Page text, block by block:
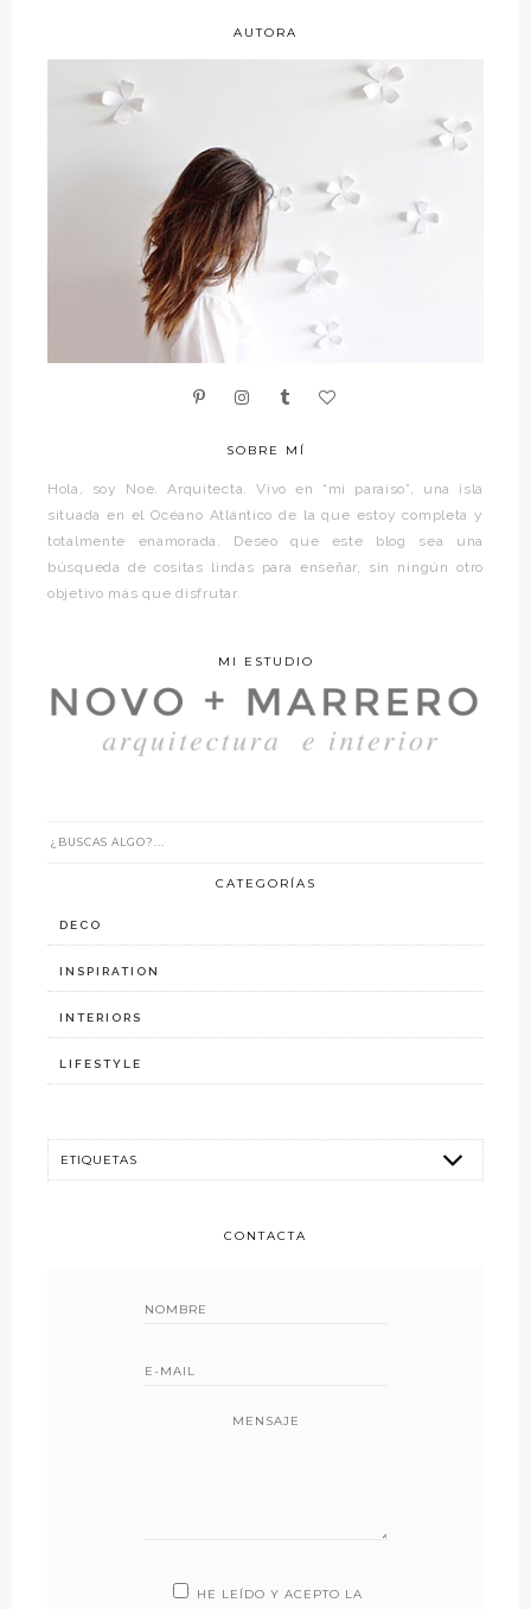
AUTORA
SOBRE MÍ
Hola, soy Noe. Arquitecta. Vivo en “mi paraíso”, una isla
situada en el Océano Atlántico de la que estoy completa y
totalmente enamorada. Deseo que este blog sea una
búsqueda de cositas lindas para enseñar, sin ningún otro
objetivo más que disfrutar.
MI ESTUDIO
CATEGORÍAS
DECO
INSPIRATION
INTERIORS
LIFESTYLE
CONTACTA
MENSAJE
HE LEÍDO Y ACEPTO LA